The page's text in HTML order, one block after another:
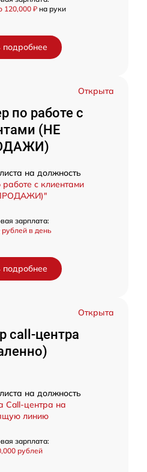
120,000 ₽ на руки
подробнее
Открыта
по работе с
(НЕ
на должность
с клиентами
зарплата:
рублей в день
подробнее
Открыта
call-центра
на должность
Call-центра на
линию
зарплата:
рублей